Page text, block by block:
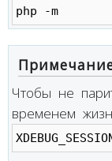
php -m
Чтобы не
временем